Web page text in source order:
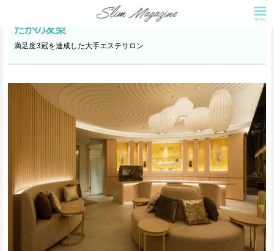
たかの友梨
満足度3冠を達成した大手エステサロン